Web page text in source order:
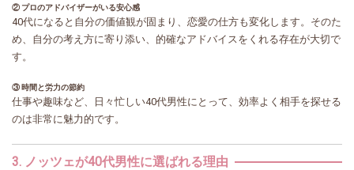
② プロのアドバイザーがいる安心感
40代になると自分の価値観が固まり、恋愛の仕方も変化します。そのた
め、自分の考え方に寄り添い、的確なアドバイスをくれる存在が大切で
す。
③ 時間と労力の節約
仕事や趣味など、日々忙しい40代男性にとって、効率よく相手を探せる
のは非常に魅力的です。
3. ノッツェが40代男性に選ばれる理由